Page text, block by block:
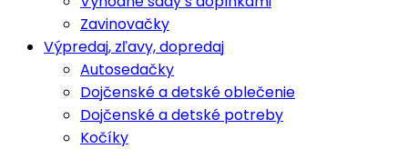
Zavinovačky
Výpredaj, zľavy, dopredaj
Autosedačky
Dojčenské a detské oblečenie
Dojčenské a detské potreby
Kočíky